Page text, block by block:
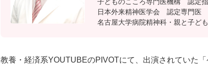
日本外来精神医学会 認定専門医
名古屋大学病院精神科・親と子ど
教養・経済系YOUTUBEのPIVOTにて、出演されていた「